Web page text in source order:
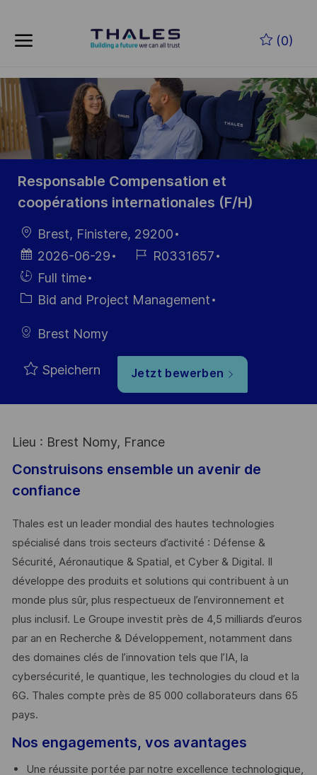
(0)
-
Responsable Compensation et
coopérations internationales (F/H)
Ort
Brest, Finistere, 29200
Datum der
Veröffentlichung
2026-06-29
Job- R0331657
Einstellunngstyp
Full time
Kategorie
Bid and Project Management
Brest Nomy
Speichern Jetzt bewerben
Lieu : Brest Nomy, France
Construisons ensemble un avenir de
confiance
Thales est un leader mondial des hautes technologies
spécialisé dans trois secteurs d’activité : Défense &
Sécurité, Aéronautique & Spatial, et Cyber & Digital. Il
développe des produits et solutions qui contribuent à un
monde plus sûr, plus respectueux de l’environnement et
plus inclusif. Le Groupe investit près de 4,5 milliards d’euros
par an en Recherche & Développement, notamment dans
des domaines clés de l’innovation tels que l’IA, la
cybersécurité, le quantique, les technologies du cloud et la
6G. Thales compte près de 85 000 collaborateurs dans 65
pays. ​
Nos engagements, vos avantages
Une réussite portée par notre excellence technologique,